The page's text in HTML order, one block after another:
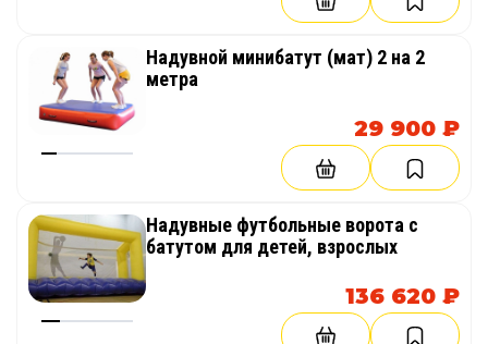
Надувной минибатут (мат) 2 на 2
метра
29 900 ₽
Надувные футбольные ворота с
батутом для детей, взрослых
136 620 ₽